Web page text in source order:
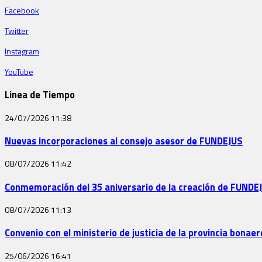
Facebook
Twitter
Instagram
YouTube
Linea de Tiempo
24/07/2026 11:38
Nuevas incorporaciones al consejo asesor de FUNDEJUS
08/07/2026 11:42
Conmemoración del 35 aniversario de la creación de
08/07/2026 11:13
Convenio con el ministerio de justicia de la provincia
25/06/2026 16:41